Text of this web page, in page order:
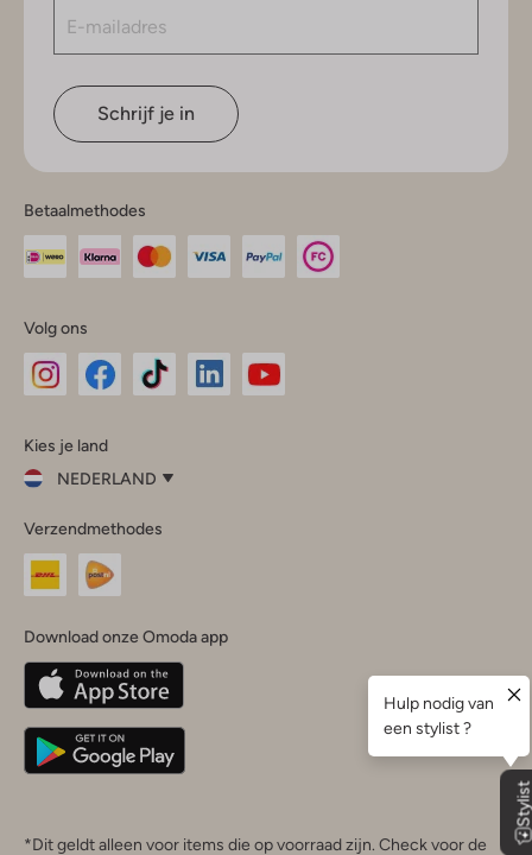
Schrijf je in
Betaalmethodes
Volg ons
InstagramFacebook
Kies je land
NEDERLAND
je
land
Nederland
Belgique(Français)
Deutschland
Verzendmethodes
Download onze Omoda app
*Dit geldt alleen voor items die op voorraad zijn. Check voor de